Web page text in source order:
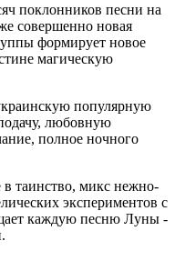
поклонников песни на
совершенно новая
формирует новое
магическую
популярную
любовную
полное ночного
таинство, микс нежно-
экспериментов с
каждую песню Луны -